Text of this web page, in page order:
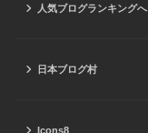
人気ブログランキングへ
日本ブログ村
Icons8